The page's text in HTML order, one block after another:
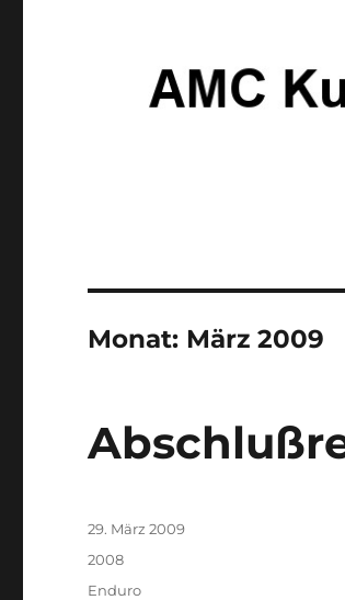
Monat: März 2009
Veröffentlicht
29. März 2009
Kategorien
2008
Schlagwörter
Enduro